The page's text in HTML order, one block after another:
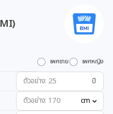
เพศชาย เพศหญิง
ปี
cm